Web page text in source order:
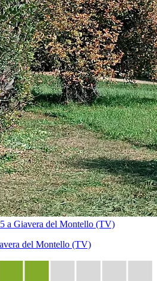
a Giavera del Montello (TV)
del Montello (TV)